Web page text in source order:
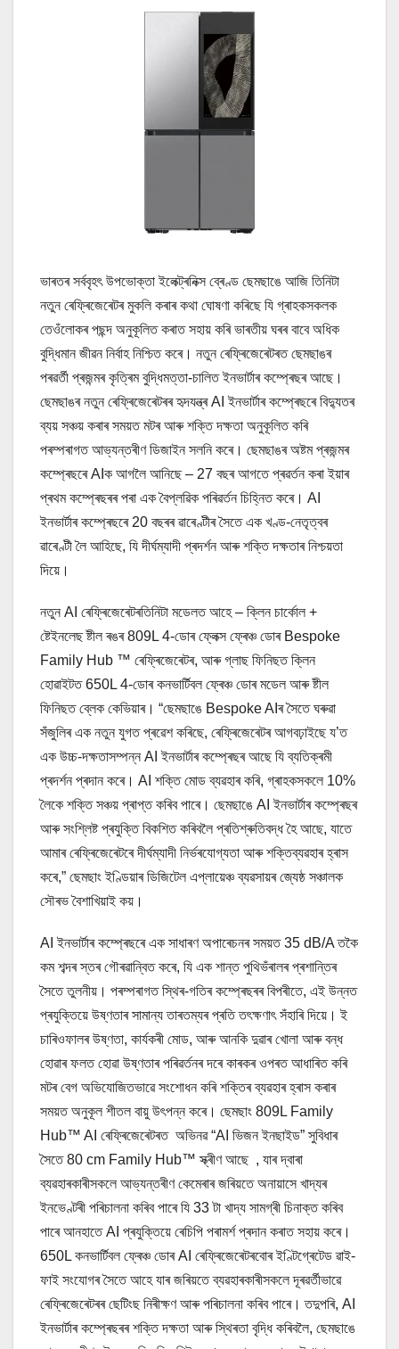
ভাৰতৰ সৰ্ববৃহৎ উপভোক্তা ইলেক্ট্ৰনিক্স ব্ৰেণ্ড ছেমছাঙে আজি তিনিটা
নতুন ৰেফ্ৰিজেৰেটৰ মুকলি কৰাৰ কথা ঘোষণা কৰিছে যি গ্ৰাহকসকলক
তেওঁলোকৰ পছন্দ অনুকূলিত কৰাত সহায় কৰি ভাৰতীয় ঘৰৰ বাবে অধিক
বুদ্ধিমান জীৱন নিৰ্বাহ নিশ্চিত কৰে। নতুন ৰেফ্ৰিজেৰেটৰত ছেমছাঙৰ
পৰৱৰ্তী প্ৰজন্মৰ কৃত্ৰিম বুদ্ধিমত্তা-চালিত ইনভাৰ্টাৰ কম্প্ৰেছৰ আছে।
ছেমছাঙৰ নতুন ৰেফ্ৰিজেৰেটৰৰ হৃদযন্ত্ৰ AI ইনভাৰ্টাৰ কম্প্ৰেছৰে বিদ্যুতৰ
ব্যয় সঞ্চয় কৰাৰ সময়ত মটৰ আৰু শক্তি দক্ষতা অনুকূলিত কৰি
পৰম্পৰাগত আভ্যন্তৰীণ ডিজাইন সলনি কৰে। ছেমছাঙৰ অষ্টম প্ৰজন্মৰ
কম্প্ৰেছৰে AIক আগলৈ আনিছে – 27 বছৰ আগতে প্ৰৱৰ্তন কৰা ইয়াৰ
প্ৰথম কম্প্ৰেছৰৰ পৰা এক বৈপ্লৱিক পৰিৱৰ্তন চিহ্নিত কৰে। AI
ইনভাৰ্টাৰ কম্প্ৰেছৰে 20 বছৰৰ ৱাৰেণ্টীৰ সৈতে এক খণ্ড-নেতৃত্বৰ
ৱাৰেণ্টী লৈ আহিছে, যি দীৰ্ঘম্যাদী প্ৰদৰ্শন আৰু শক্তি দক্ষতাৰ নিশ্চয়তা
দিয়ে।
নতুন AI ৰেফ্ৰিজেৰেটৰতিনিটা মডেলত আহে – ক্লিন চাৰ্কোল +
ষ্টেইনলেছ ষ্টীল ৰঙৰ 809L 4-ডোৰ ফ্লেক্স ফ্ৰেঞ্চ ডোৰ Bespoke
Family Hub ™ ৰেফ্ৰিজেৰেটৰ, আৰু গ্লাছ ফিনিছত ক্লিন
হোৱাইটত 650L 4-ডোৰ কনভাৰ্টিবল ফ্ৰেঞ্চ ডোৰ মডেল আৰু ষ্টীল
ফিনিছত ব্লেক কেভিয়াৰ। “ছেমছাঙে Bespoke AIৰ সৈতে ঘৰুৱা
সঁজুলিৰ এক নতুন যুগত প্ৰৱেশ কৰিছে, ৰেফ্ৰিজেৰেটৰ আগবঢ়াইছে য’ত
এক উচ্চ-দক্ষতাসম্পন্ন AI ইনভাৰ্টাৰ কম্প্ৰেছৰ আছে যি ব্যতিক্ৰমী
প্ৰদৰ্শন প্ৰদান কৰে। AI শক্তি মোড ব্যৱহাৰ কৰি, গ্ৰাহকসকলে 10%
লৈকে শক্তি সঞ্চয় প্ৰাপ্ত কৰিব পাৰে। ছেমছাঙে AI ইনভাৰ্টাৰ কম্প্ৰেছৰ
আৰু সংশ্লিষ্ট প্ৰযুক্তি বিকশিত কৰিবলৈ প্ৰতিশ্ৰুতিবদ্ধ হৈ আছে, যাতে
আমাৰ ৰেফ্ৰিজেৰেটৰে দীৰ্ঘম্যাদী নিৰ্ভৰযোগ্যতা আৰু শক্তিব্যৱহাৰ হ্ৰাস
কৰে,” ছেমছাং ইণ্ডিয়াৰ ডিজিটেল এপ্লায়েঞ্চ ব্যৱসায়ৰ জ্যেষ্ঠ সঞ্চালক
সৌৰভ বৈশাখিয়াই কয়।
AI ইনভাৰ্টাৰ কম্প্ৰেছৰে এক সাধাৰণ অপাৰেচনৰ সময়ত 35 dB/A তকৈ
কম শব্দৰ স্তৰ গৌৰৱান্বিত কৰে, যি এক শান্ত পুথিভঁৰালৰ প্ৰশান্তিৰ
সৈতে তুলনীয়। পৰম্পৰাগত স্থিৰ-গতিৰ কম্প্ৰেছৰৰ বিপৰীতে, এই উন্নত
প্ৰযুক্তিয়ে উষ্ণতাৰ সামান্য তাৰতম্যৰ প্ৰতি তৎক্ষণাৎ সঁহাৰি দিয়ে। ই
চাৰিওফালৰ উষ্ণতা, কাৰ্যকৰী মোড, আৰু আনকি দুৱাৰ খোলা আৰু বন্ধ
হোৱাৰ ফলত হোৱা উষ্ণতাৰ পৰিৱৰ্তনৰ দৰে কাৰকৰ ওপৰত আধাৰিত কৰি
মটৰ বেগ অভিযোজিতভাৱে সংশোধন কৰি শক্তিৰ ব্যৱহাৰ হ্ৰাস কৰাৰ
সময়ত অনুকূল শীতল বায়ু উৎপন্ন কৰে। ছেমছাং 809L Family
Hub™ AI ৰেফ্ৰিজেৰেটৰত অভিনৱ “AI ভিজন ইনছাইড” সুবিধাৰ
সৈতে 80 cm Family Hub™ স্ক্ৰীণ আছে , যাৰ দ্বাৰা
ব্যৱহাৰকাৰীসকলে আভ্যন্তৰীণ কেমেৰাৰ জৰিয়তে অনায়াসে খাদ্যৰ
ইনভেণ্টৰী পৰিচালনা কৰিব পাৰে যি 33 টা খাদ্য সামগ্ৰী চিনাক্ত কৰিব
পাৰে আনহাতে AI প্ৰযুক্তিয়ে ৰেচিপি পৰামৰ্শ প্ৰদান কৰাত সহায় কৰে।
650L কনভাৰ্টিবল ফ্ৰেঞ্চ ডোৰ AI ৰেফ্ৰিজেৰেটৰবোৰ ইণ্টিগ্ৰেটেড ৱাই-
ফাই সংযোগৰ সৈতে আহে যাৰ জৰিয়তে ব্যৱহাৰকাৰীসকলে দূৰৱৰ্তীভাৱে
ৰেফ্ৰিজেৰেটৰৰ ছেটিংছ নিৰীক্ষণ আৰু পৰিচালনা কৰিব পাৰে। তদুপৰি, AI
ইনভাৰ্টাৰ কম্প্ৰেছৰৰ শক্তি দক্ষতা আৰু স্থিৰতা বৃদ্ধি কৰিবলৈ, ছেমছাঙে